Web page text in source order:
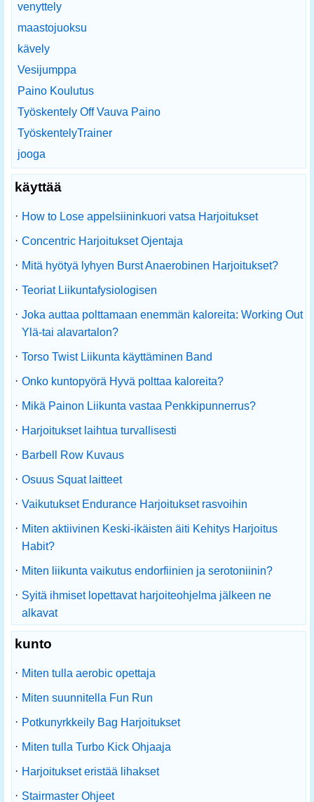
venyttely
maastojuoksu
kävely
Vesijumppa
Paino Koulutus
Työskentely Off Vauva Paino
TyöskentelyTrainer
jooga
käyttää
· How to Lose appelsiininkuori vatsa Harjoitukset
· Concentric Harjoitukset Ojentaja
· Mitä hyötyä lyhyen Burst Anaerobinen Harjoitukset?
· Teoriat Liikuntafysiologisen
· Joka auttaa polttamaan enemmän kaloreita: Working Out
Ylä-tai alavartalon?
· Torso Twist Liikunta käyttäminen Band
· Onko kuntopyörä Hyvä polttaa kaloreita?
· Mikä Painon Liikunta vastaa Penkkipunnerrus?
· Harjoitukset laihtua turvallisesti
· Barbell Row Kuvaus
· Osuus Squat laitteet
· Vaikutukset Endurance Harjoitukset rasvoihin
· Miten aktiivinen Keski-ikäisten äiti Kehitys Harjoitus
Habit?
· Miten liikunta vaikutus endorfiinien ja serotoniinin?
· Syitä ihmiset lopettavat harjoiteohjelma jälkeen ne
alkavat
kunto
· Miten tulla aerobic opettaja
· Miten suunnitella Fun Run
· Potkunyrkkeily Bag Harjoitukset
· Miten tulla Turbo Kick Ohjaaja
· Harjoitukset eristää lihakset
· Stairmaster Ohjeet